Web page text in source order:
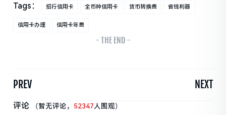
Tags： 招行信用卡 全币种信用卡 货币转换费 省钱利器
信用卡办理 信用卡年费
- THE END -
PREV NEXT
评论 （暂无评论， 52347人围观）